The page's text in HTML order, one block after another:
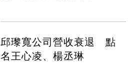
邱瓈寬公司營收衰退 點
名王心凌、楊丞琳